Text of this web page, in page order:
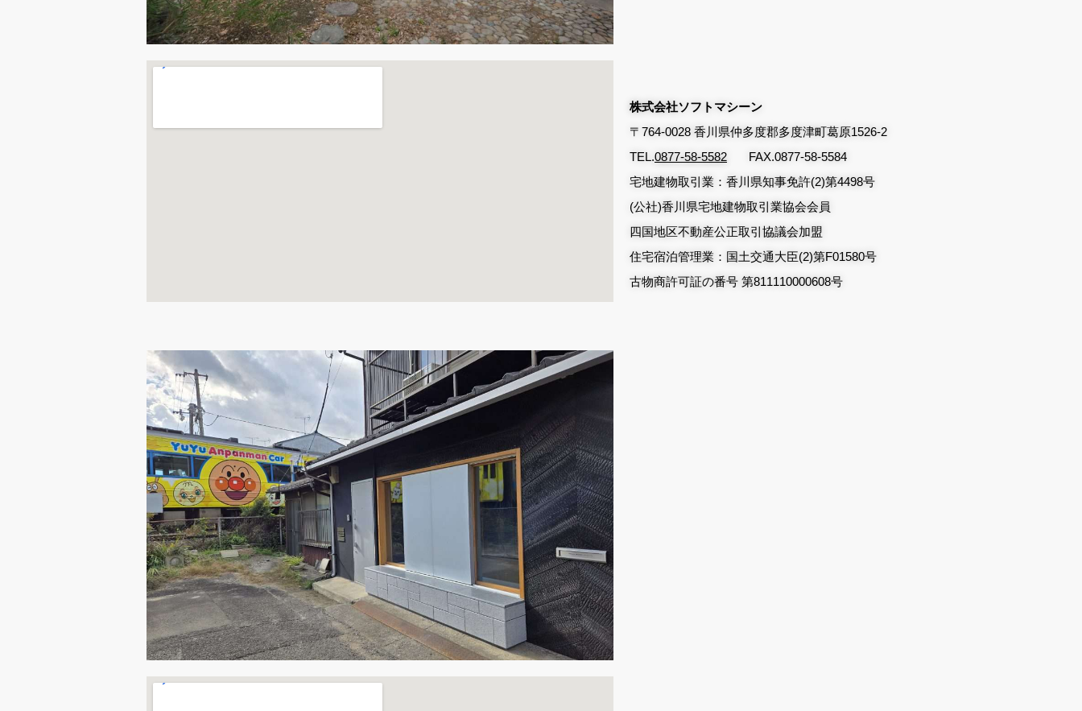
株式会社ソフトマシーン
〒764-0028 香川県仲多度郡多度津町葛原1526-2
TEL.0877-58-5582 FAX.0877-58-5584
宅地建物取引業：香川県知事免許(2)第4498号
(公社)香川県宅地建物取引業協会会員
四国地区不動産公正取引協議会加盟
住宅宿泊管理業：国土交通大臣(2)第F01580号
古物商許可証の番号 第811110000608号